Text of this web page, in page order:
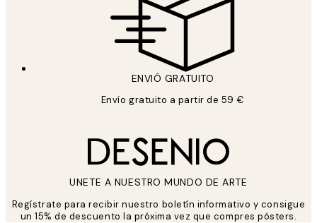
ENVIÓ GRATUITO
Envío gratuito a partir de 59 €
UNETE A NUESTRO MUNDO DE ARTE
Regístrate para recibir nuestro boletín informativo y consigue
un 15% de descuento la próxima vez que compres pósters.